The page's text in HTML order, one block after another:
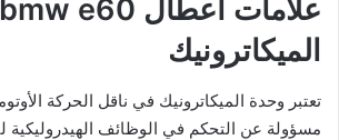
الميكاترونيك
تعتبر وحدة الميكاترونيك في ناقل الحركة
مسؤولة عن التحكم في الوظائف الهيدروليكية